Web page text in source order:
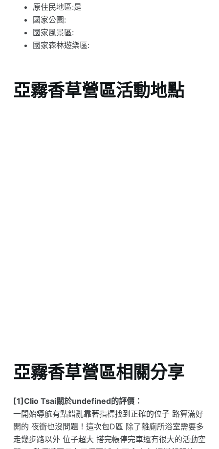
原住民地區:是
國家公園:
國家風景區:
國家森林遊樂區:
亞霧香草營區活動地點
亞霧香草營區相關分享
[1]Clio Tsai關於undefined的評價：
一開始導航有點錯亂靠著指標找到正確的位子 路算滿好
開的 夜衝也沒問題！這次包D區 除了離廁所浴室需要多
走幾步路以外 位子超大 搭完帳停完車還有很大的活動空